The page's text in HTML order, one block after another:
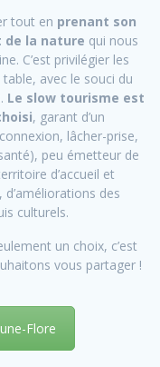
tout en prenant son
de la nature qui nous
C’est privilégier les
avec le souci du
Le slow tourisme est
, garant d’un
lâcher-prise,
peu émetteur de
d’accueil et
des
culturels.
un choix, c’est
vous partager !
Flore